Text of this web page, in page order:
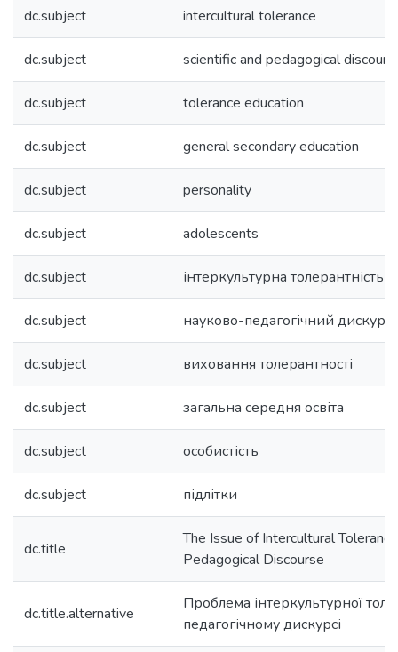
dc.subject intercultural tolerance
dc.subject scientific and pedagogical
dc.subject tolerance education
dc.subject general secondary education
dc.subject personality
dc.subject adolescents
dc.subject інтеркультурна толерантність
dc.subject науково-педагогічний дискурс
dc.subject виховання толерантності
dc.subject загальна середня освіта
dc.subject особистість
dc.subject підлітки
dc.title
The Issue of Intercultural
Pedagogical Discourse
dc.title.alternative
Проблема інтеркультурної
педагогічному дискурсі